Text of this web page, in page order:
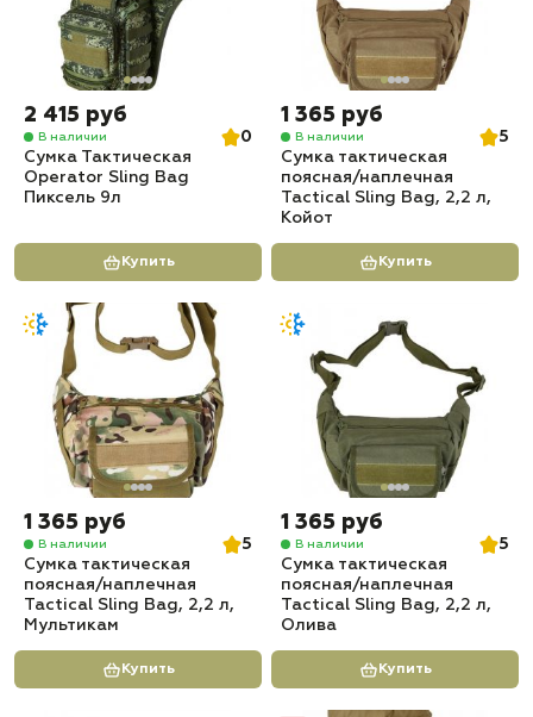
2 415 руб
В наличии
0
Сумка Тактическая
Operator Sling Bag
Пиксель 9л
Купить
1 365 руб
В наличии
5
Сумка тактическая
поясная/наплечная
Tactical Sling Bag, 2,2 л,
Койот
Купить
1 365 руб
В наличии
5
Сумка тактическая
поясная/наплечная
Tactical Sling Bag, 2,2 л,
Мультикам
Купить
1 365 руб
В наличии
5
Сумка тактическая
поясная/наплечная
Tactical Sling Bag, 2,2 л,
Олива
Купить